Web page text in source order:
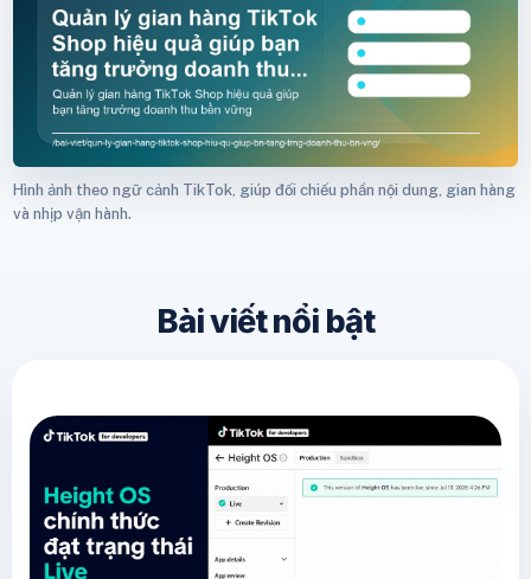
Hình ảnh theo ngữ cảnh TikTok, giúp đối chiếu phần nội dung, gian hàng
và nhịp vận hành.
Bài viết nổi bật